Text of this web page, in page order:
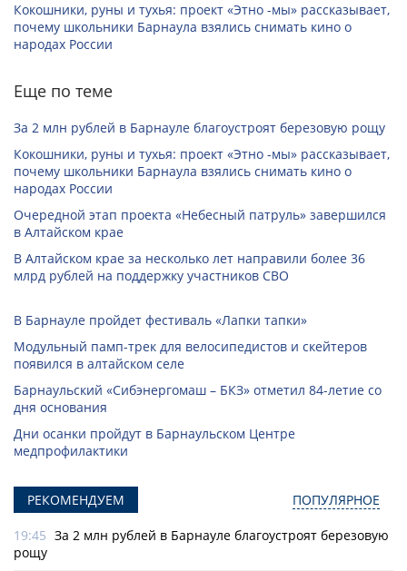
Кокошники, руны и тухья: проект «Этно -мы» рассказывает,
почему школьники Барнаула взялись снимать кино о
народах России
Еще по теме
За 2 млн рублей в Барнауле благоустроят березовую рощу
Кокошники, руны и тухья: проект «Этно -мы» рассказывает,
почему школьники Барнаула взялись снимать кино о
народах России
Очередной этап проекта «Небесный патруль» завершился
в Алтайском крае
В Алтайском крае за несколько лет направили более 36
млрд рублей на поддержку участников СВО
В Барнауле пройдет фестиваль «Лапки тапки»
Модульный памп-трек для велосипедистов и скейтеров
появился в алтайском селе
Барнаульский «Сибэнергомаш – БКЗ» отметил 84-летие со
дня основания
Дни осанки пройдут в Барнаульском Центре
медпрофилактики
РЕКОМЕНДУЕМ ПОПУЛЯРНОЕ
19:45 За 2 млн рублей в Барнауле благоустроят березовую
рощу